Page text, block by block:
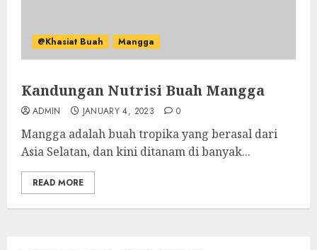
@Khasiat Buah Mangga
Kandungan Nutrisi Buah Mangga
ADMIN JANUARY 4, 2023 0
Mangga adalah buah tropika yang berasal dari
Asia Selatan, dan kini ditanam di banyak...
READ MORE